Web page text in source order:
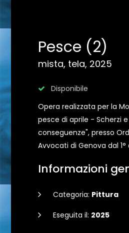
Pesce (2)
mista, tela, 2025
Disponibile
Opera realizzata per la
pesce di aprile - Scherzi
conseguenze", presso
Avvocati di Genova dal 1°
Informazioni
Categoria: Pittura
Eseguita il: 2025